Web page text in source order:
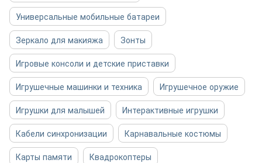
Универсальные мобильные батареи
Зеркало для макияжа
Зонты
Игровые консоли и детские приставки
Игрушечные машинки и техника
Игрушечное оружие
Игрушки для малышей
Интерактивные игрушки
Кабели синхронизации
Карнавальные костюмы
Карты памяти
Квадрокоптеры